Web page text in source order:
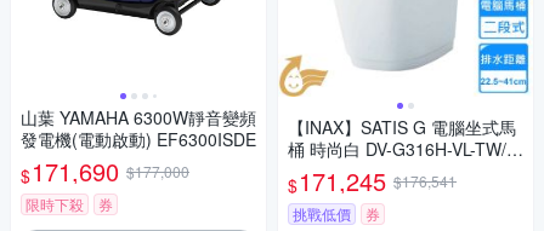
山葉 YAMAHA 6300W靜音變頻
發電機(電動啟動) EF6300ISDE
$171,690 $177,000
限時下殺
券
【INAX】SATIS G 電腦坐式馬
桶 時尚白 DV-G316H-VL-TW/B
W1+YBC-G30H-TW/BW1〈不
含安裝〉
$171,245 $176,541
挑戰低價
券